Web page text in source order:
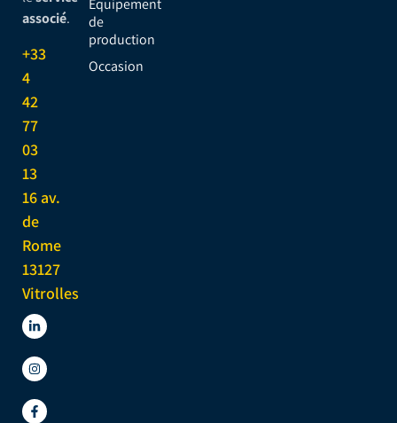
associé.
+33
4
42
77
03
13
16 av.
de
Rome
13127
Vitrolles
Équipement
de
production
Occasion